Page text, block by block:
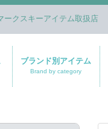
ークスキーアイテム取扱店
ブランド別アイテム
Brand by category